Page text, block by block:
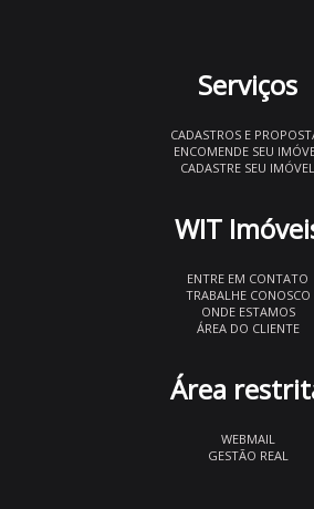
Serviços
CADASTROS E
ENCOMENDE SEU
CADASTRE SEU IMÓVEL
WIT
ENTRE EM CONTATO
TRABALHE CONOSCO
ONDE ESTAMOS
ÁREA DO CLIENTE
Área
WEBMAIL
GESTÃO REAL